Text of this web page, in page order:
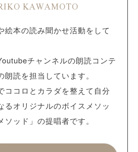
KAWAMOTO
絵本の読み聞かせ活動をして
チャンネルの朗読コンテ
読を担当しています。
ココロとカラダを整えて自分
るオリジナルのボイスメソッ
ソッド」の提唱者です。